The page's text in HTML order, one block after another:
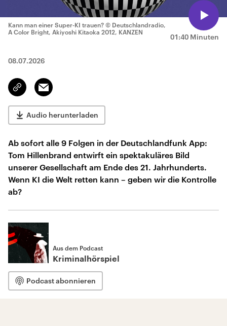
01:40 Minuten
Kann man einer Super-KI trauen? © Deutschlandradio,
A Color Bright, Akiyoshi Kitaoka 2012, KANZEN
08.07.2026
Link
kopieren/teilen
Email
Audio herunterladen
Ab sofort alle 9 Folgen in der Deutschlandfunk App:
Tom Hillenbrand entwirft ein spektakuläres Bild
unserer Gesellschaft am Ende des 21. Jahrhunderts.
Wenn KI die Welt retten kann – geben wir die Kontrolle
ab?
Aus dem Podcast
Kriminalhörspiel
Podcast abonnieren